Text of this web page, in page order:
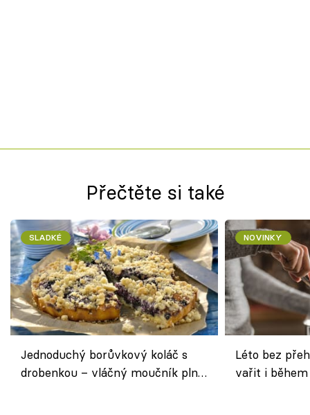
Přečtěte si také
SLADKÉ
Jednoduchý borůvkový koláč s
drobenkou – vláčný moučník plný
NOVINKY
Léto bez
vařit i